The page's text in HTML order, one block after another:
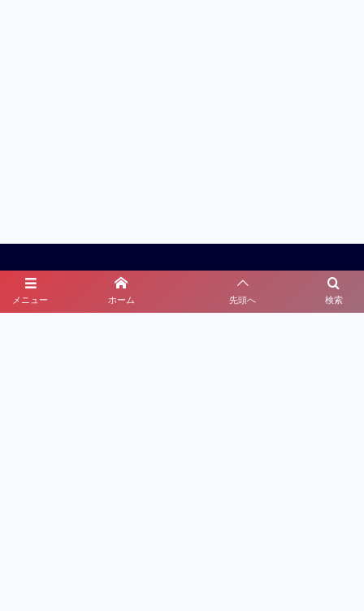
メニュー 検索
ホーム 先頭へ
Tag Cloud